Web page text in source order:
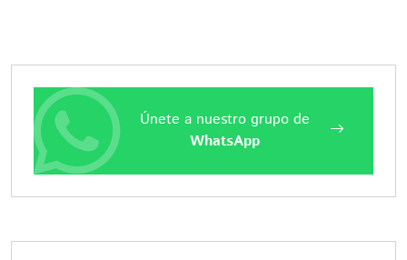
Únete a nuestro grupo de
WhatsApp